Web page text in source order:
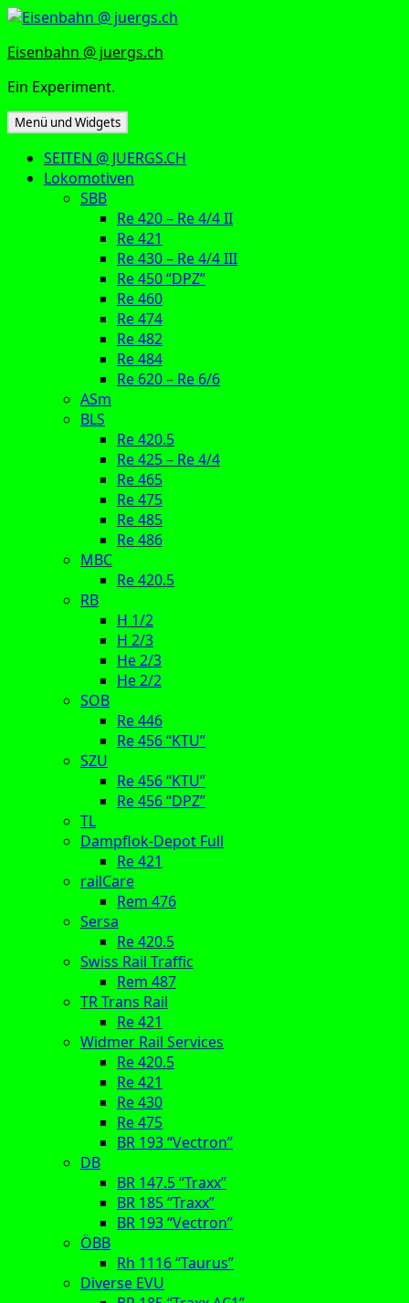
Zum
springen
Eisenbahn @ juergs.ch
Ein Experiment.
Menü und Widgets
SEITEN @ JUERGS.CH
Lokomotiven
SBB
Re 420 – Re 4/4 II
Re 421
Re 430 – Re 4/4 III
Re 450 “DPZ”
Re 460
Re 474
Re 482
Re 484
Re 620 – Re 6/6
ASm
BLS
Re 420.5
Re 425 – Re 4/4
Re 465
Re 475
Re 485
Re 486
MBC
Re 420.5
RB
H 1/2
H 2/3
He 2/3
He 2/2
SOB
Re 446
Re 456 “KTU”
SZU
Re 456 “KTU”
Re 456 “DPZ”
TL
Dampflok-Depot Full
Re 421
railCare
Rem 476
Sersa
Re 420.5
Swiss Rail Traffic
Rem 487
TR Trans Rail
Re 421
Widmer Rail Services
Re 420.5
Re 421
Re 430
Re 475
BR 193 “Vectron”
DB
BR 147.5 “Traxx”
BR 185 “Traxx”
BR 193 “Vectron”
ÖBB
Rh 1116 “Taurus”
Diverse EVU